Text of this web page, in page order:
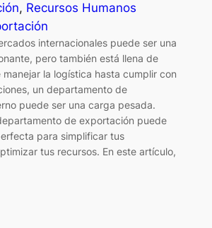
, Recursos Humanos
internacionales puede ser una
pero también está llena de
la logística hasta cumplir con
un departamento de
puede ser una carga pesada.
de exportación puede
para simplificar tus
tus recursos. En este artículo,